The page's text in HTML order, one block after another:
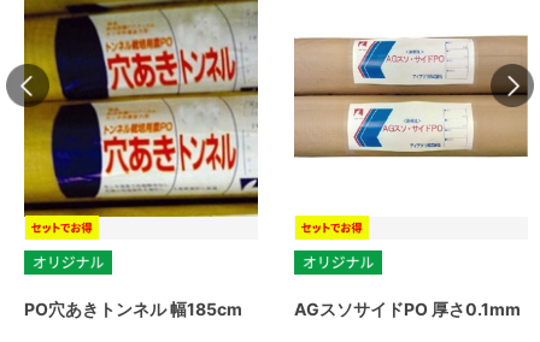
PO穴あきトンネル 幅185cm AGスソサイドPO 厚さ0.1mm